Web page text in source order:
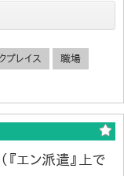
プレイス 職場
『エン派遣』上で